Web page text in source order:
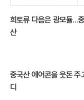
희토류 다음은 광모듈…
산
중국산 에어콘을 웃돈 주
디